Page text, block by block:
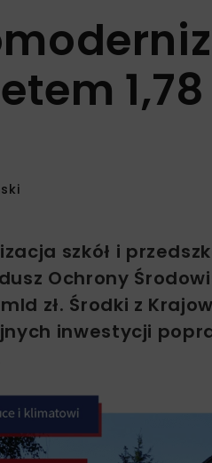
szkół i
Ochrony
zł. Środki z
inwestycji